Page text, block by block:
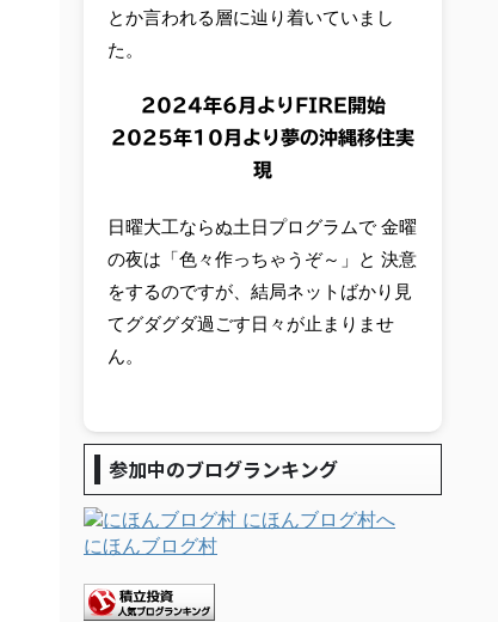
とか言われる層に辿り着いていまし
た。
2024年6月よりFIRE開始
2025年10月より夢の沖縄移住実
現
日曜大工ならぬ土日プログラムで 金曜
の夜は「色々作っちゃうぞ～」と 決意
をするのですが、結局ネットばかり見
てグダグダ過ごす日々が止まりませ
ん。
参加中のブログランキング
にほんブログ村